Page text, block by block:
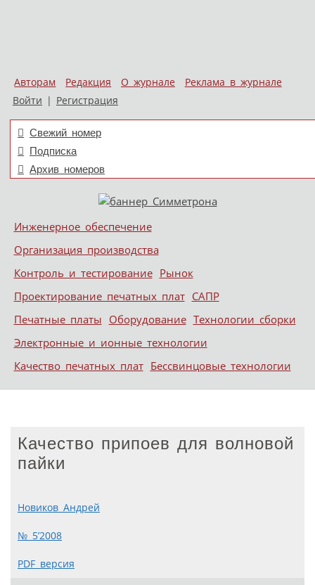
Авторам Редакция О журнале
Реклама в журнале
Войти | Регистрация
Свежий номер
Подписка
Архив номеров
Меню
Skip to content
Инженерное обеспечение
Организация производства
Контроль и тестирование Рынок
Проектирование печатных плат САПР
Печатные платы Оборудование Технологии сборки
Электронные и ионные технологии
Качество печатных плат Бессвинцовые технологии
Качество припоев для волновой
пайки
Новиков Андрей
№ 5’2008
PDF версия